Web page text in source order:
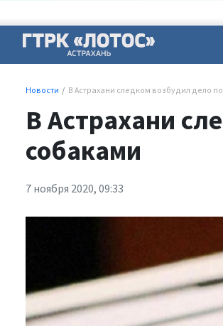
Новости В Астрахани следком возбудил дело
В Астрахани
собаками
7 ноября 2020, 09:33